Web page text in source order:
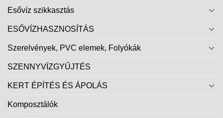
Esővíz szikkasztás
ESŐVÍZHASZNOSÍTÁS
Szerelvények, PVC elemek, Folyókák
SZENNYVÍZGYŰJTÉS
KERT ÉPÍTÉS ÉS ÁPOLÁS
Komposztálók